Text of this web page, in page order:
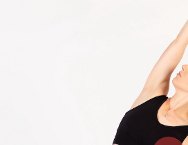
Inserisci il tuo indirizzo email
acquistare e prenotare le